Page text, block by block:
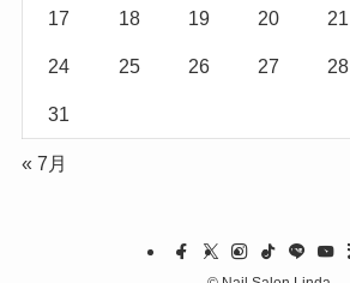
17 18 19 20 21
24 25 26 27 28
31
« 7月